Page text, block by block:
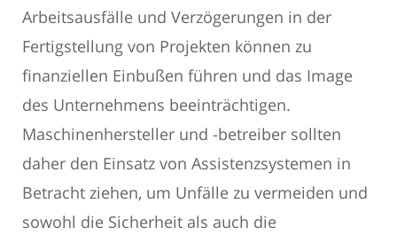
Arbeitsausfälle und Verzögerungen in der
Fertigstellung von Projekten können zu
finanziellen Einbußen führen und das Image
des Unternehmens beeinträchtigen.
Maschinenhersteller und -betreiber sollten
daher den Einsatz von Assistenzsystemen in
Betracht ziehen, um Unfälle zu vermeiden und
sowohl die Sicherheit als auch die